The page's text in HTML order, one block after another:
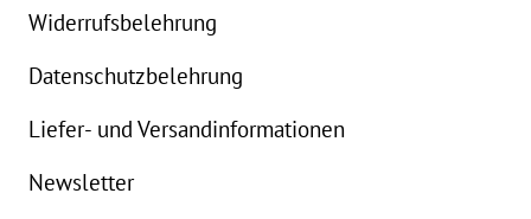
Widerrufsbelehrung
Datenschutzbelehrung
Liefer- und Versandinformationen
Newsletter